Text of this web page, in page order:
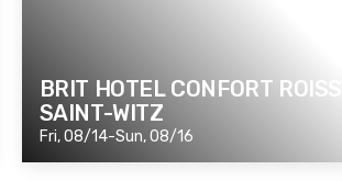
BRIT HOTEL CONFORT ROISSY
SAINT-WITZ
Fri, 08/14-Sun, 08/16